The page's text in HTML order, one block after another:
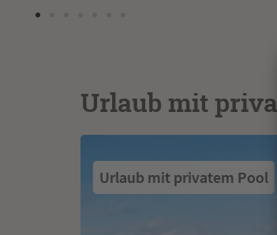
Urlaub mit
Urlaub mit privatem Pool